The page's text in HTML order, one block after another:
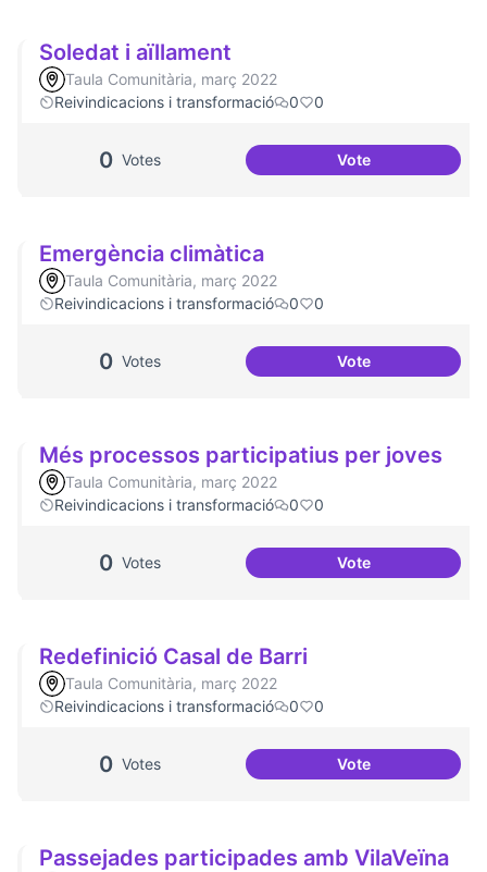
Soledat i aïllament
Taula Comunitària, març 2022
Reivindicacions i transformació
0 0
0 Votes VoteSoledat i
Emergència climàtica
Taula Comunitària, març 2022
Reivindicacions i transformació
0 0
0 Votes VoteEmergència
Més processos participatius per joves
Taula Comunitària, març 2022
Reivindicacions i transformació
0 0
0 Votes VoteMés processos
Redefinició Casal de Barri
Taula Comunitària, març 2022
Reivindicacions i transformació
0 0
0 Votes VoteRedefinició Casal
Passejades participades amb VilaVeïna